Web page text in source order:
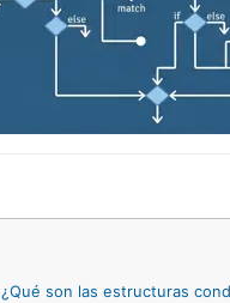
¿Qué son las estructuras